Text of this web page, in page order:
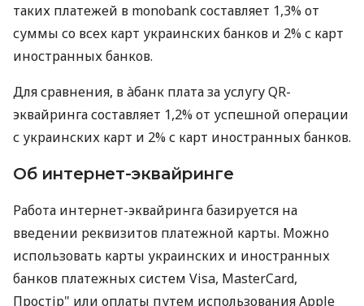
таких платежей в monobank составляет 1,3% от
суммы со всех карт украинских банков и 2% с карт
иностранных банков.
Для сравнения, в àбанк плата за услугу QR-
эквайринга составляет 1,2% от успешной операции
с украинских карт и 2% с карт иностранных банков.
Об интернет-эквайринге
Работа интернет-эквайринга базируется на
введении реквизитов платежной карты. Можно
использовать карты украинских и иностранных
банков платежных систем Visa, MasterCard,
Простір" или оплаты путем использования Apple